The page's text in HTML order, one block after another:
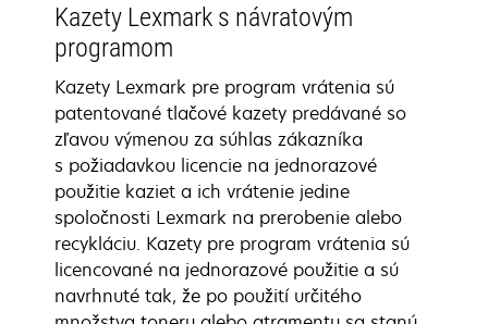
Kazety Lexmark s návratovým
programom
Kazety Lexmark pre program vrátenia sú
patentované tlačové kazety predávané so
zľavou výmenou za súhlas zákazníka
s požiadavkou licencie na jednorazové
použitie kaziet a ich vrátenie jedine
spoločnosti Lexmark na prerobenie alebo
recykláciu. Kazety pre program vrátenia sú
licencované na jednorazové použitie a sú
navrhnuté tak, že po použití určitého